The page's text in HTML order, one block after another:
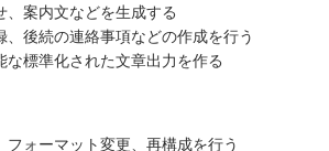
、案内文などを生成する
、後続の連絡事項などの作成を行う
な標準化された文章出力を作る
フォーマット変更、再構成を行う